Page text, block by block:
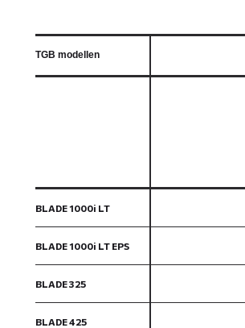
TGB modellen
BLADE 1000i LT
BLADE 1000i LT EPS
BLADE 325
BLADE 425